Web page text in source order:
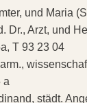
und Maria
Dr., Arzt, und
T 93 23 04
a
städt.